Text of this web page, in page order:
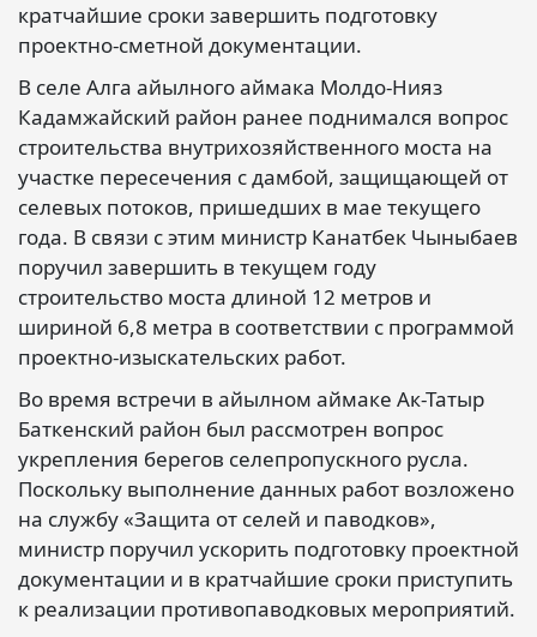
кратчайшие сроки завершить подготовку
проектно-сметной документации.
В селе Алга айылного аймака Молдо-Нияз
Кадамжайский район ранее поднимался вопрос
строительства внутрихозяйственного моста на
участке пересечения с дамбой, защищающей от
селевых потоков, пришедших в мае текущего
года. В связи с этим министр Канатбек Чыныбаев
поручил завершить в текущем году
строительство моста длиной 12 метров и
шириной 6,8 метра в соответствии с программой
проектно-изыскательских работ.
Во время встречи в айылном аймаке Ак-Татыр
Баткенский район был рассмотрен вопрос
укрепления берегов селепропускного русла.
Поскольку выполнение данных работ возложено
на службу «Защита от селей и паводков»,
министр поручил ускорить подготовку проектной
документации и в кратчайшие сроки приступить
к реализации противопаводковых мероприятий.